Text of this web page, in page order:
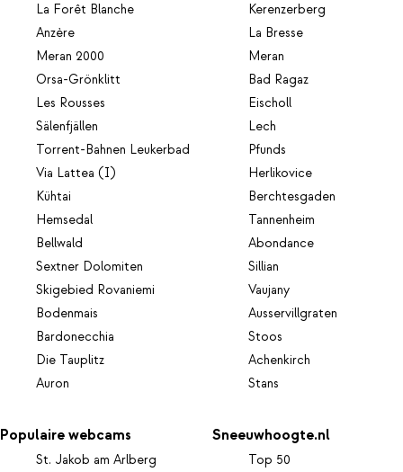
La Forêt Blanche
Anzère
Meran 2000
Orsa-Grönklitt
Les Rousses
Sälenfjällen
Torrent-Bahnen Leukerbad
Via Lattea (I)
Kühtai
Hemsedal
Bellwald
Sextner Dolomiten
Skigebied Rovaniemi
Bodenmais
Bardonecchia
Die Tauplitz
Auron
Kerenzerberg
La Bresse
Meran
Bad Ragaz
Eischoll
Lech
Pfunds
Herlikovice
Berchtesgaden
Tannenheim
Abondance
Sillian
Vaujany
Ausservillgraten
Stoos
Achenkirch
Stans
Populaire webcams
St. Jakob am Arlberg
Sneeuwhoogte.nl
Top 50